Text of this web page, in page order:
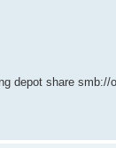
depot share